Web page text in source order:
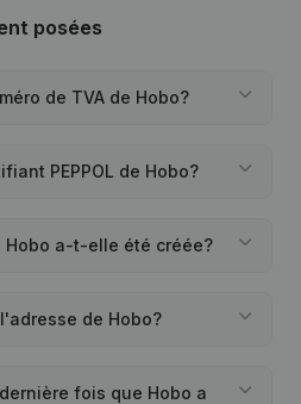
posées
de TVA de Hobo?
PEPPOL de Hobo?
Hobo a-t-elle été créée?
de Hobo?
fois que Hobo a